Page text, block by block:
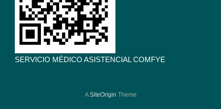
SERVICIO MÉDICO ASISTENCIAL COMFYE
ASiteOrigin Theme